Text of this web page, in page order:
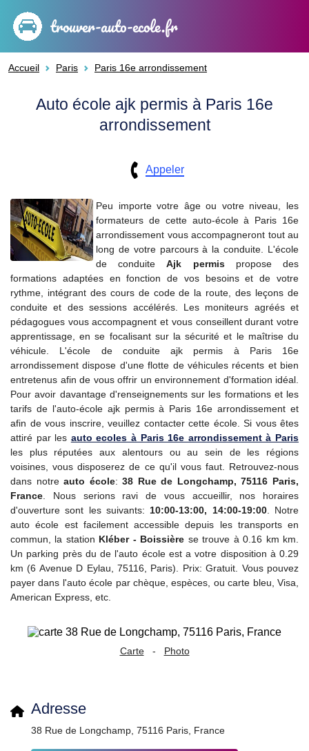
trouver-auto-ecole.fr
Accueil Paris Paris 16e arrondissement
Auto école ajk permis à Paris 16e
arrondissement
Appeler
Peu importe votre âge ou votre niveau, les
formateurs de cette auto-école à Paris 16e
arrondissement vous accompagneront tout au
long de votre parcours à la conduite. L'école
de conduiteAjk permispropose des
formations adaptées en fonction de vos besoins et de votre
rythme, intégrant des cours de code de la route, des leçons de
conduite et des sessions accélérés. Les moniteurs agréés et
pédagogues vous accompagnent et vous conseillent durant votre
apprentissage, en se focalisant sur la sécurité et le maîtrise du
véhicule. L'école de conduite ajk permis à Paris 16e
arrondissement dispose d'une flotte de véhicules récents et bien
entretenus afin de vous offrir un environnement d'formation idéal.
Pour avoir davantage d'renseignements sur les formations et les
tarifs de l'auto-école ajk permis à Paris 16e arrondissement et
afin de vous inscrire, veuillez contacter cette école. Si vous êtes
attiré par les auto ecoles à Paris 16e arrondissement à Paris
les plus réputées aux alentours ou au sein de les régions
voisines, vous disposerez de ce qu'il vous faut. Retrouvez-nous
dans notreauto école:38 Rue de Longchamp, 75116 Paris,
France . Nous serions ravi de vous accueillir, nos horaires
d'ouverture sont les suivants: 10:00-13:00, 14:00-19:00. Notre
auto école est facilement accessible depuis les transports en
commun, la station Kléber - Boissière se trouve à 0.16 km km.
Un parking près du de l'auto école est a votre disposition à 0.29
km (6 Avenue D Eylau, 75116, Paris). Prix: Gratuit. Vous pouvez
payer dans l'auto école par chèque, espèces, ou carte bleu, Visa,
American Express, etc.
Carte - Photo
Adresse
38 Rue de Longchamp, 75116 Paris, France